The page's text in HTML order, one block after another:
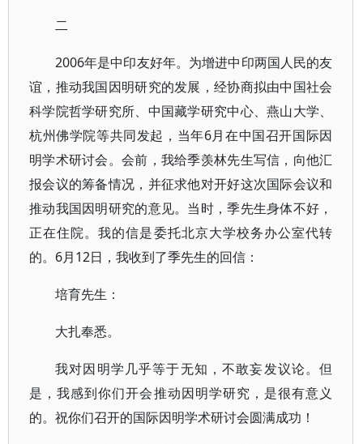
二
2006年是中印友好年。为增进中印两国人民的友
谊，推动我国因明研究的发展，经协商拟由中国社会
科学院哲学研究所、中国藏学研究中心、燕山大学、
杭州佛学院等共同发起，当年6月在中国召开国际因
明学术研讨会。会前，我给季羡林先生写信，向他汇
报会议的筹备情况，并征求他对开好这次国际会议和
推动我国因明研究的意见。当时，季先生身体不好，
正在住院。我的信是委托北京大学校务办公室代转
的。6月12日，我收到了季先生的回信：
培育先生：
大扎奉悉。
我对因明学几乎等于无知，不敢妄发议论。但
是，我感到你们开会推动因明学研究，是很有意义
的。祝你们召开的国际因明学术研讨会圆满成功！